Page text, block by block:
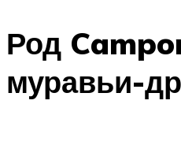
Род
муравьи-